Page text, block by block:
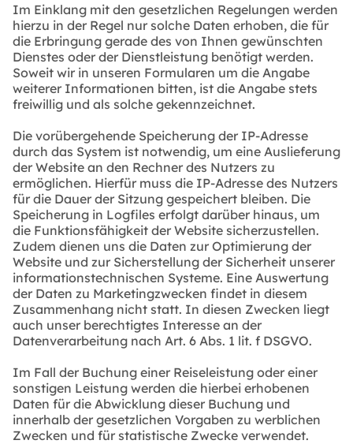
Im Einklang mit den gesetzlichen Regelungen werden
hierzu in der Regel nur solche Daten erhoben, die für
die Erbringung gerade des von Ihnen gewünschten
Dienstes oder der Dienstleistung benötigt werden.
Soweit wir in unseren Formularen um die Angabe
weiterer Informationen bitten, ist die Angabe stets
freiwillig und als solche gekennzeichnet.
Die vorübergehende Speicherung der IP-Adresse
durch das System ist notwendig, um eine Auslieferung
der Website an den Rechner des Nutzers zu
ermöglichen. Hierfür muss die IP-Adresse des Nutzers
für die Dauer der Sitzung gespeichert bleiben. Die
Speicherung in Logfiles erfolgt darüber hinaus, um
die Funktionsfähigkeit der Website sicherzustellen.
Zudem dienen uns die Daten zur Optimierung der
Website und zur Sicherstellung der Sicherheit unserer
informationstechnischen Systeme. Eine Auswertung
der Daten zu Marketingzwecken findet in diesem
Zusammenhang nicht statt. In diesen Zwecken liegt
auch unser berechtigtes Interesse an der
Datenverarbeitung nach Art. 6 Abs. 1 lit. f DSGVO.
Im Fall der Buchung einer Reiseleistung oder einer
sonstigen Leistung werden die hierbei erhobenen
Daten für die Abwicklung dieser Buchung und
innerhalb der gesetzlichen Vorgaben zu werblichen
Zwecken und für statistische Zwecke verwendet.